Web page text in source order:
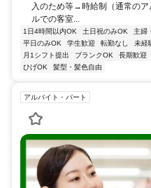
入のため等→時給制（通常の
ルでの客室...
1日4時間以内OK 土日祝のみOK 主婦
平日のみOK
学生歓迎 転勤なし 未経
月1シフト提出
ブランクOK 長期歓迎
ひげOK
髪型・髪色自由
アルバイト・パート